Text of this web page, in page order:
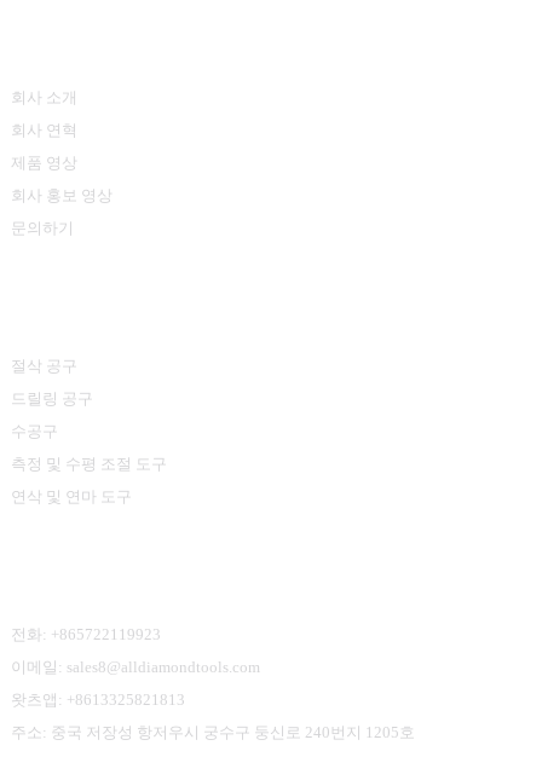
회사 소개
회사 연혁
제품 영상
회사 홍보 영상
문의하기
절삭 공구
드릴링 공구
수공구
측정 및 수평 조절 도구
연삭 및 연마 도구
전화: +865722119923
이메일: sales8@alldiamondtools.com
왓츠앱: +8613325821813
주소: 중국 저장성 항저우시 궁수구 둥신로 240번지 1205호